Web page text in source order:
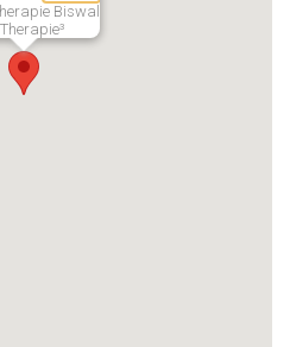
Biswal
Therapie³